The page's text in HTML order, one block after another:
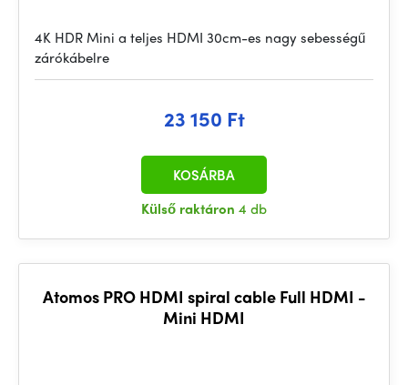
4K HDR Mini a teljes HDMI 30cm-es nagy sebességű
zárókábelre
23 150 Ft
Külső raktáron 4 db
KOSÁRBA
Atomos PRO HDMI spiral cable Full HDMI -
Mini HDMI